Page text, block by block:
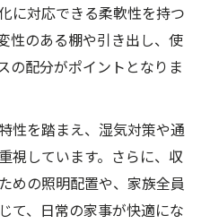
に対応できる柔軟性を持つ
性のある棚や引き出し、使
の配分がポイントとなりま
性を踏まえ、湿気対策や通
視しています。さらに、収
めの照明配置や、家族全員
て、日常の家事が快適にな